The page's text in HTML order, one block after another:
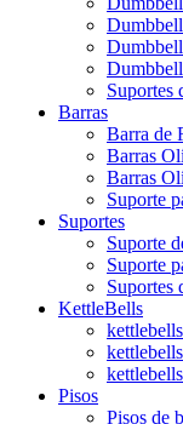
Suportes
Barras
Barra de
Barras
Barras
Suporte
Suportes
Suporte
Suporte
Suportes
KettleBells
Pisos
Pisos de